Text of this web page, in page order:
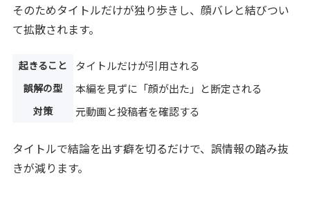
そのためタイトルだけが独り歩きし、顔バレと結びつい
て拡散されます。
起きること タイトルだけが引用される
誤解の型 本編を見ずに「顔が出た」と断定される
対策 元動画と投稿者を確認する
タイトルで結論を出す癖を切るだけで、誤情報の踏み抜
きが減ります。